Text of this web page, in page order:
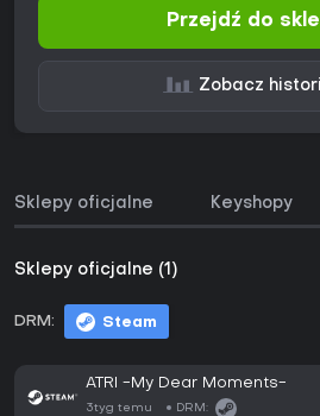
Przejdź do
Zobacz
Sklepy oficjalne Keyshopy
Sklepy oficjalne (1)
DRM: Steam
ATRI -My Dear Moments-
3tyg temu DRM: